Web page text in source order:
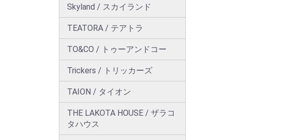
Skyland / スカイランド
TEATORA / テアトラ
TO&CO / トゥーアンドコー
Trickers / トリッカーズ
TAION / タイオン
THE LAKOTA HOUSE / ザラコ
タハウス